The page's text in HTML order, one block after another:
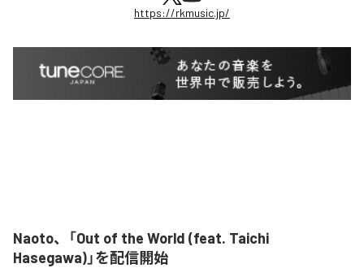
https://rkmusic.jp/
Naoto、「Out of the World (feat. Taichi
Hasegawa)」を配信開始